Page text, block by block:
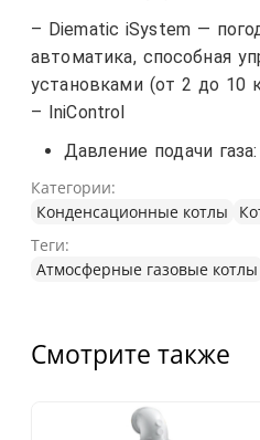
– Diematic iSystem —
автоматика, способная
установками (от 2 до 10
– IniControl
Давление подачи
Категории:
Конденсационные котлы
Теги:
Атмосферные газовые котлы
Смотрите также